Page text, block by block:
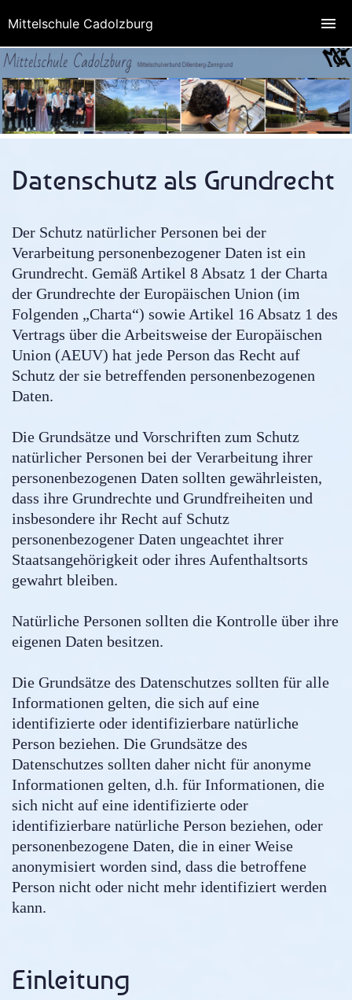
Datenschutz als Grundrecht
Der Schutz natürlicher Personen bei der
Verarbeitung personenbezogener Daten ist ein
Grundrecht. Gemäß Artikel 8 Absatz 1 der Charta
der Grundrechte der Europäischen Union (im
Folgenden „Charta“) sowie Artikel 16 Absatz 1 des
Vertrags über die Arbeitsweise der Europäischen
Union (AEUV) hat jede Person das Recht auf
Schutz der sie betreffenden personenbezogenen
Daten.
Die Grundsätze und Vorschriften zum Schutz
natürlicher Personen bei der Verarbeitung ihrer
personenbezogenen Daten sollten gewährleisten,
dass ihre Grundrechte und Grundfreiheiten und
insbesondere ihr Recht auf Schutz
personenbezogener Daten ungeachtet ihrer
Staatsangehörigkeit oder ihres Aufenthaltsorts
gewahrt bleiben.
Natürliche Personen sollten die Kontrolle über ihre
eigenen Daten besitzen.
Die Grundsätze des Datenschutzes sollten für alle
Informationen gelten, die sich auf eine
identifizierte oder identifizierbare natürliche
Person beziehen. Die Grundsätze des
Datenschutzes sollten daher nicht für anonyme
Informationen gelten, d.h. für Informationen, die
sich nicht auf eine identifizierte oder
identifizierbare natürliche Person beziehen, oder
personenbezogene Daten, die in einer Weise
anonymisiert worden sind, dass die betroffene
Person nicht oder nicht mehr identifiziert werden
kann.
Einleitung
Mittelschule Cadolzburg